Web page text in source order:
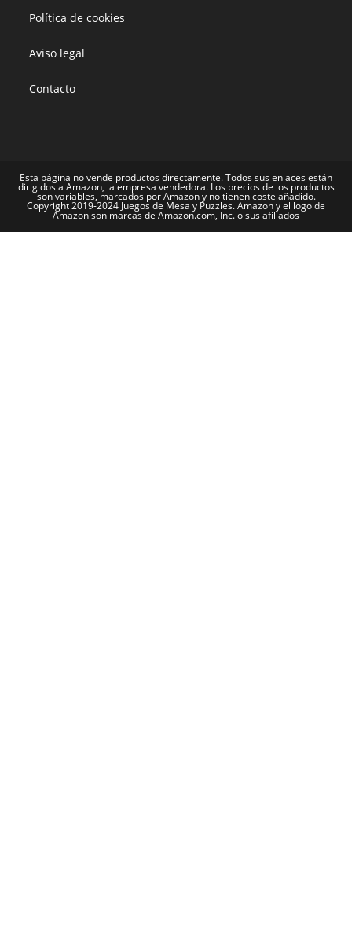
Política de cookies
Aviso legal
Contacto
Esta página no vende productos directamente. Todos sus enlaces están
dirigidos a Amazon, la empresa vendedora. Los precios de los productos
son variables, marcados por Amazon y no tienen coste añadido.
Copyright 2019-2024 Juegos de Mesa y Puzzles. Amazon y el logo de
Amazon son marcas de Amazon.com, Inc. o sus afiliados